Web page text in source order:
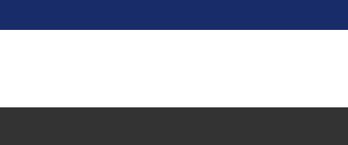
should